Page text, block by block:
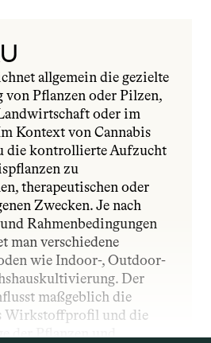
allgemein die gezielte
Pflanzen oder Pilzen,
oder im
Kontext von Cannabis
die kontrollierte Aufzucht
zu
therapeutischen oder
Zwecken. Je nach
Rahmenbedingungen
man verschiedene
wie Indoor-, Outdoor-
Der
maßgeblich die
Wirkstoffprofil und die
der Pflanzen und